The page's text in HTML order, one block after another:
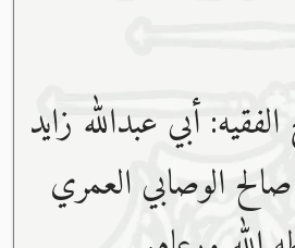
أبي عبدﷲ زايد
الوصابي العمري